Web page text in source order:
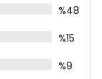
Konservesi
%48
%15
%9